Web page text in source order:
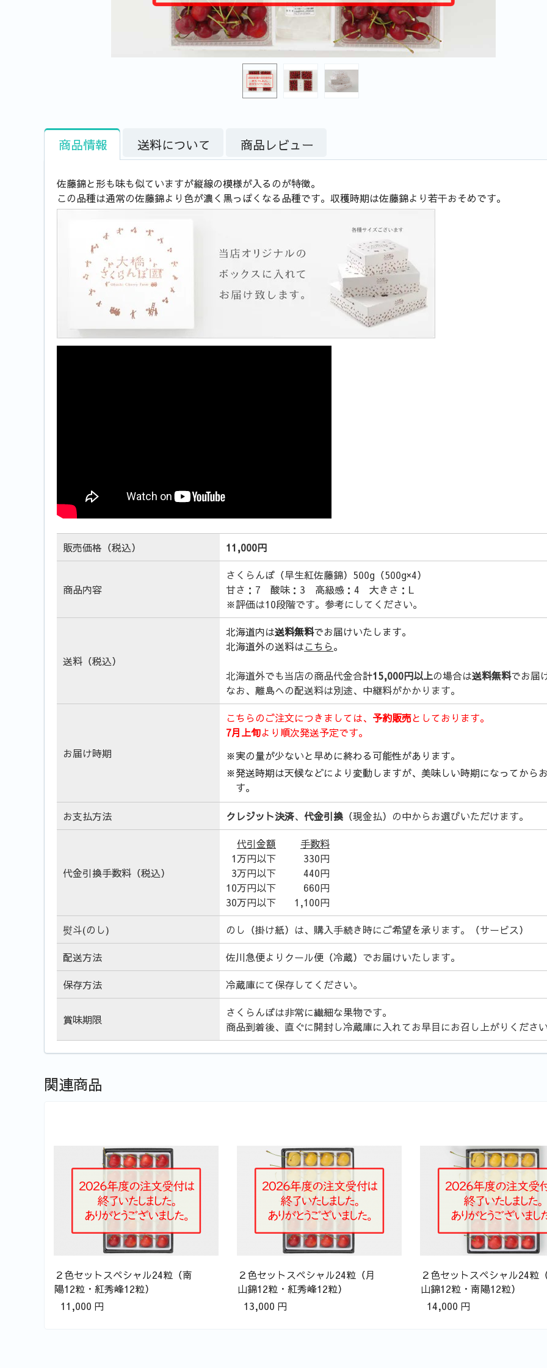
商品情報 送料について 商品レビュー
佐藤錦と形も味も似ていますが縦線の模様が入るのが特徴。
この品種は通常の佐藤錦より色が濃く黒っぽくなる品種です。収穫時期は佐藤錦より若干おそめです。
販売価格（税込） 11,000円
商品内容
さくらんぼ（早生紅佐藤錦）500g（500g×4）
甘さ：7 酸味：3 高級感：4 大きさ：L
※評価は10段階です。参考にしてください。
送料（税込）
北海道内は送料無料でお届けいたします。
北海道外の送料はこちら。
北海道外でも当店の商品代金合計15,000円以上の場合は送料無料でお届
なお、離島への配送料は別途、中継料がかかります。
お届け時期
こちらのご注文につきましては、 予約販売としております。
7月上旬より順次発送予定です。
※実の量が少ないと早めに終わる可能性があります。
※発送時期は天候などにより変動しますが、美味しい時期になってから
す。
お支払方法 クレジット決済、 代金引換 （現金払）の中からお選びいただけます。
代金引換手数料（税込）
代引金額
手数料
1万円以下
330円
3万円以下
440円
10万円以下
660円
30万円以下
1,100円
熨斗(のし) のし（掛け紙）は、購入手続き時にご希望を承ります。（サービス）
配送方法 佐川急便よりクール便（冷蔵）でお届けいたします。
保存方法 冷蔵庫にて保存してください。
賞味期限
さくらんぼは非常に繊細な果物です。
商品到着後、直ぐに開封し冷蔵庫に入れてお早目にお召し上がりくださ
関連商品
２色セットスペシャル24粒（南
陽12粒・紅秀峰12粒）
11,000円
２色セットスペシャル24粒（月
山錦12粒・紅秀峰12粒）
13,000円
２色セットスペシャル24粒（
山錦12粒・南陽12粒）
14,000円